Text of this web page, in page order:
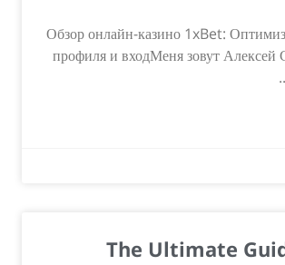
Обзор онлайн-казино 1xBet:
профиля и входМеня зовут Алексей
The Ultimate